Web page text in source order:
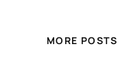
MORE POSTS